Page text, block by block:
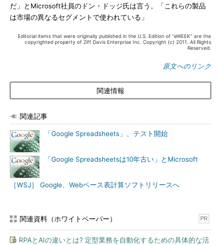
だ」とMicrosoft社員のドン・ドッジ氏は言う。「これらの製品
は市場の異なるセグメントで使われている」
Editorial items that were originally published in the U.S. Edition of “eWEEK” are the
copyrighted property of Ziff Davis Enterprise Inc. Copyright (c) 2011. All Rights
Reserved.
原文へのリンク
関連情報
関連記事
「Google Spreadsheets」、テスト開始
「Google Spreadsheetsは10年古い」とMicrosoft
［WSJ］ Google、Webベース表計算ソフトリリースへ
関連資料（ホワイトペーパー） PR
RPAとAIの違いとは? 定型業務を自動化するための具体的な活